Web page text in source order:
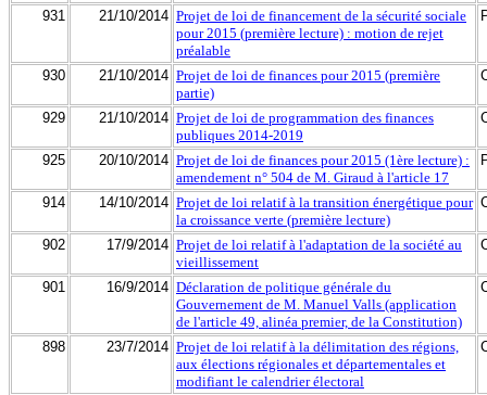
931 21/10/2014 Projet de loi de financement de la sécurité sociale
pour 2015 (première lecture) : motion de rejet
préalable
930 21/10/2014 Projet de loi de finances pour 2015 (première
partie)
929 21/10/2014 Projet de loi de programmation des finances
publiques 2014-2019
925 20/10/2014 Projet de loi de finances pour 2015 (1ère lecture) :
amendement n° 504 de M. Giraud à l'article 17
914 14/10/2014 Projet de loi relatif à la transition énergétique pour
la croissance verte (première lecture)
902 17/9/2014 Projet de loi relatif à l'adaptation de la société au
vieillissement
901 16/9/2014 Déclaration de politique générale du
Gouvernement de M. Manuel Valls (application
de l'article 49, alinéa premier, de la Constitution)
898 23/7/2014 Projet de loi relatif à la délimitation des régions,
aux élections régionales et départementales et
modifiant le calendrier électoral